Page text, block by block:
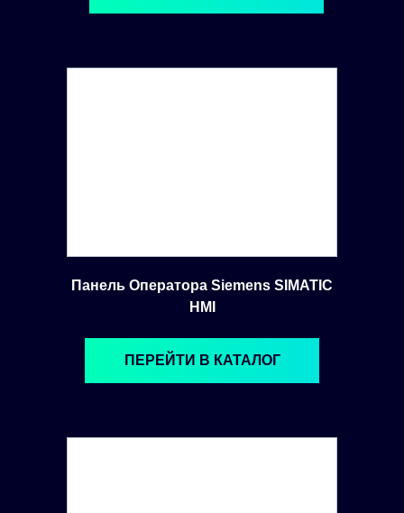
Панель Оператора Siemens SIMATIC
HMI
ПЕРЕЙТИ В КАТАЛОГ